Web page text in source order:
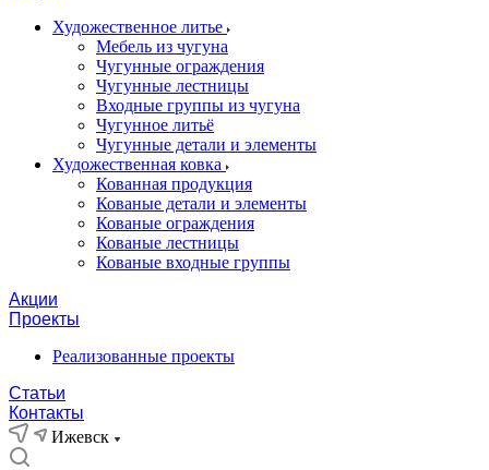
Художественное литье
Мебель из чугуна
Чугунные ограждения
Чугунные лестницы
Входные группы из чугуна
Чугунное литьё
Чугунные детали и элементы
Художественная ковка
Кованная продукция
Кованые детали и элементы
Кованые ограждения
Кованые лестницы
Кованые входные группы
Акции
Проекты
Реализованные проекты
Статьи
Контакты
Ижевск